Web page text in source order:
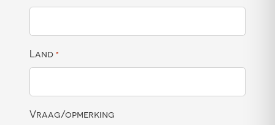
Land *
Vraag/opmerking